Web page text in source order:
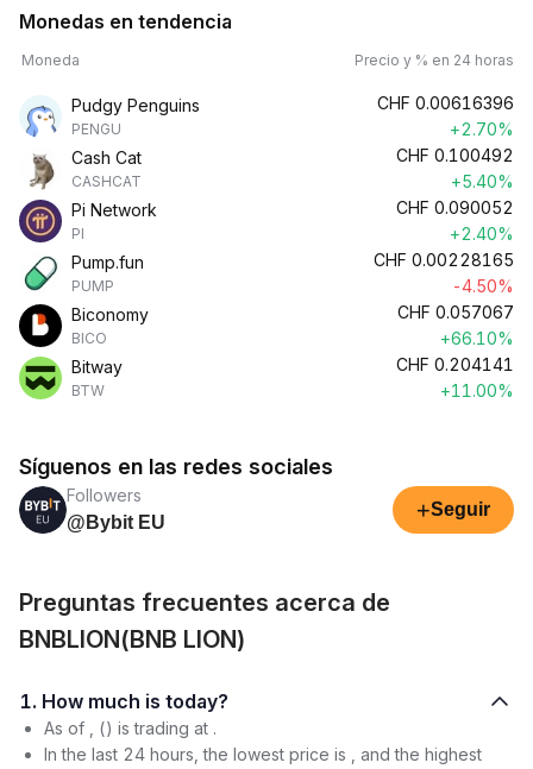
Monedas en tendencia
Moneda Precio y % en 24 horas
Pudgy Penguins
PENGU
CHF 0.00616396
+2.70%
Cash Cat
CASHCAT
CHF 0.100492
+5.40%
Pi Network
PI
CHF 0.090052
+2.40%
Pump.fun
PUMP
CHF 0.00228165
-4.50%
Biconomy
BICO
CHF 0.057067
+66.10%
Bitway
BTW
CHF 0.204141
+11.00%
Síguenos en las redes sociales
Followers
@Bybit EU
+Seguir
Preguntas frecuentes acerca de
BNBLION(BNB LION)
1. How much is today?
As of , () is trading at .
In the last 24 hours, the lowest price is , and the highest